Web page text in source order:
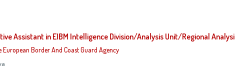
Assistant in EIBM Intelligence Division/Analysis Unit/Regional
European Border And Coast Guard Agency